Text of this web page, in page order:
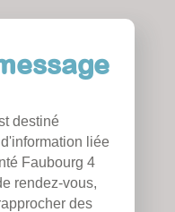
destiné
liée
Faubourg 4
rendez-vous,
des